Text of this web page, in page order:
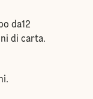
da12
di carta.